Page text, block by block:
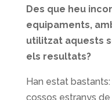
Des que heu
equipaments,
utilitzat aquests
els resultats?
Han estat
cossos estranys de